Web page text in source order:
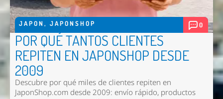
JAPON , JAPONSHOP 0
POR QUÉ TANTOS CLIENTES
REPITEN EN JAPONSHOP DESDE
2009
Descubre por qué miles de clientes repiten en
JaponShop.com desde 2009: envío rápido, productos